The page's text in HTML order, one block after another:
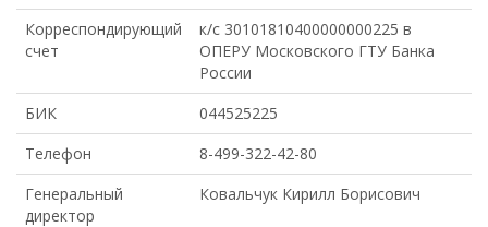
Корреспондирующий
счет
к/с 30101810400000000225 в
ОПЕРУ Московского ГТУ Банка
России
БИК
044525225
Телефон
8-499-322-42-80
Генеральный
директор
Ковальчук Кирилл Борисович